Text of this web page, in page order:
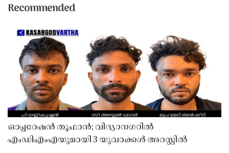
Recommended
ഓപ്പറേഷൻ തൂഫാൻ; വിദ്യാനഗറിൽ
എംഡിഎംഎയുമായി 3 യുവാക്കൾ അറസ്റ്റിൽ